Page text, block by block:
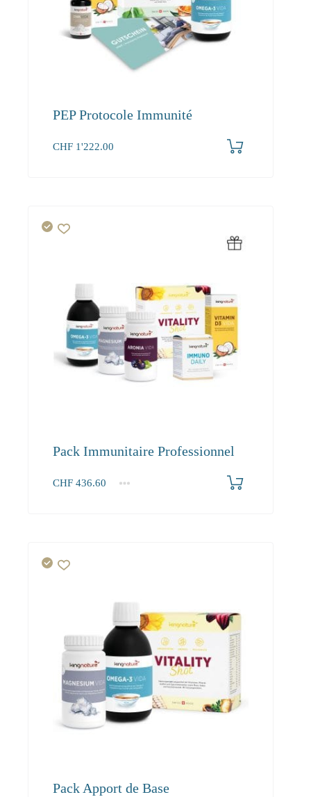
PEP Protocole Immunité
CHF 1'222.00
Pack Immunitaire Professionnel
CHF 436.60
1+
Pack Apport de Base